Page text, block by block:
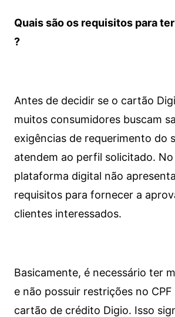
Quais são os requisitos para
?
Antes de decidir se o cartão
muitos consumidores buscam
exigências de requerimento do
atendem ao perfil solicitado.
plataforma digital não
requisitos para fornecer a
clientes interessados.
Basicamente, é necessário ter
e não possuir restrições no
cartão de crédito Digio. Isso